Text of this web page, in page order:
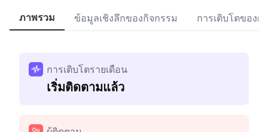
ภาพรวม ข้อมูลเชิงลึกของกิจกรรม การเติบโตของผู้
การเติบโตรายเดือน
เริ่มติดตามแล้ว